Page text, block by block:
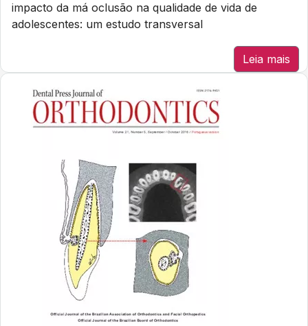
impacto da má oclusão na qualidade de vida de
adolescentes: um estudo transversal
Leia mais